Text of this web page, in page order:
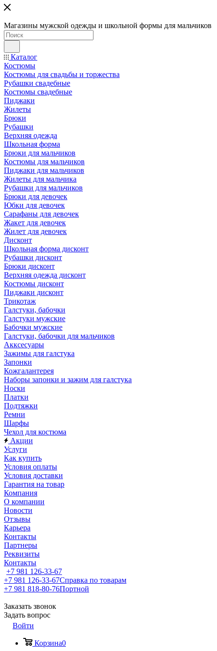
Магазины мужской одежды и школьной формы для мальчиков
Каталог
Костюмы
Костюмы для свадьбы и торжества
Рубашки свадебные
Костюмы свадебные
Пиджаки
Жилеты
Брюки
Рубашки
Верхняя одежда
Школьная форма
Брюки для мальчиков
Костюмы для мальчиков
Пиджаки для мальчиков
Жилеты для мальчика
Рубашки для мальчиков
Брюки для девочек
Юбки для девочек
Сарафаны для девочек
Жакет для девочек
Жилет для девочек
Дисконт
Школьная форма дисконт
Рубашки дисконт
Брюки дисконт
Верхняя одежда дисконт
Костюмы дисконт
Пиджаки дисконт
Трикотаж
Галстуки, бабочки
Галстуки мужские
Бабочки мужские
Галстуки, бабочки для мальчиков
Акксесуары
Зажимы для галстука
Запонки
Кожгалантерея
Наборы запонки и зажим для галстука
Носки
Платки
Подтяжки
Ремни
Шарфы
Чехол для костюма
Акции
Услуги
Как купить
Условия оплаты
Условия доставки
Гарантия на товар
Компания
О компании
Новости
Отзывы
Карьера
Контакты
Партнеры
Реквизиты
Контакты
+7 981 126-33-67
+7 981 126-33-67Справка по товарам
+7 981 818-80-76Портной
Заказать звонок
Задать вопрос
Войти
Корзина0